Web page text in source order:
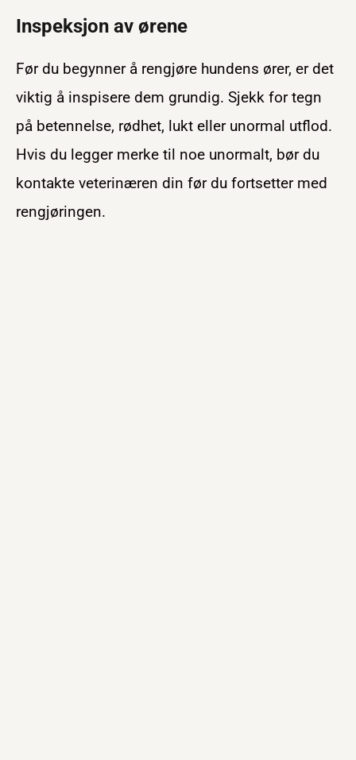
Inspeksjon av ørene
Før du begynner å rengjøre hundens ører, er det
viktig å inspisere dem grundig. Sjekk for tegn
på betennelse, rødhet, lukt eller unormal utflod.
Hvis du legger merke til noe unormalt, bør du
kontakte veterinæren din før du fortsetter med
rengjøringen.